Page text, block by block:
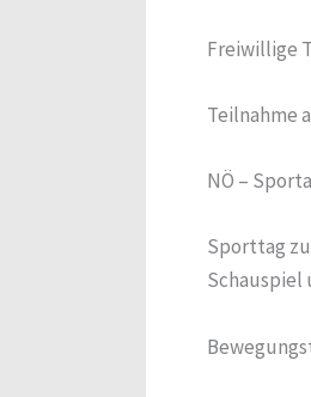
Freiwillige
Teilnahme
NÖ –
Sporttag
Schauspiel